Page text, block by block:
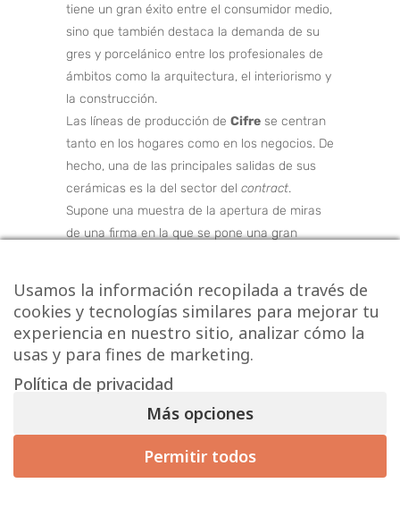
tiene un gran éxito entre el consumidor medio,
sino que también destaca la demanda de su
gres y porcelánico entre los profesionales de
ámbitos como la arquitectura, el interiorismo y
la construcción.
Las líneas de producción de Cifre se centran
tanto en los hogares como en los negocios. De
hecho, una de las principales salidas de sus
cerámicas es la del sector del contract.
Supone una muestra de la apertura de miras
de una firma en la que se pone una gran
No en vano, como una manera de
aproximarse a los estilos imperantes entre el
público objetivo de los
azulejos
lanzado dos marcas propias para distinguir
sus productos. Por una parte,
que se centra en los pavimentos y
revestimientos más tradicionales. Por otra,
Zenon Smart Solid Surface, que constituye un
material sofisticado que proporciona
Usamos la información recopilada a través de
cookies y tecnologías similares para mejorar tu
experiencia en nuestro sitio, analizar cómo la
usas y para fines de marketing.
Política de privacidad
Más opciones
Permitir todos